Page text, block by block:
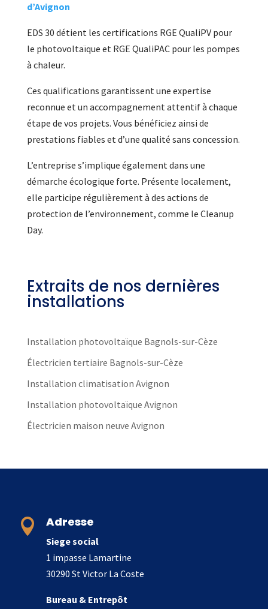
d’Avignon
EDS 30 détient les certifications RGE QualiPV pour
le photovoltaïque et RGE QualiPAC pour les pompes
à chaleur.
Ces qualifications garantissent une expertise
reconnue et un accompagnement attentif à chaque
étape de vos projets. Vous bénéficiez ainsi de
prestations fiables et d’une qualité sans concession.
L’entreprise s’implique également dans une
démarche écologique forte. Présente localement,
elle participe régulièrement à des actions de
protection de l’environnement, comme le Cleanup
Day.
Extraits de nos dernières
installations
Installation photovoltaïque Bagnols-sur-Cèze
Électricien tertiaire Bagnols-sur-Cèze
Installation climatisation Avignon
Installation photovoltaïque Avignon
Électricien maison neuve Avignon
 Adresse
Siege social
1 impasse Lamartine
30290 St Victor La Coste
Bureau & Entrepôt